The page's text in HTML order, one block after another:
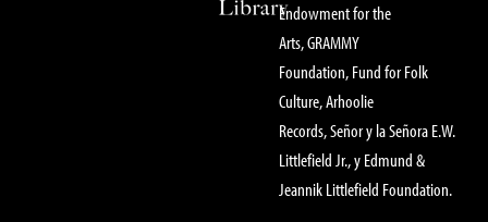
Endowment for the
Arts, GRAMMY
Foundation, Fund for Folk
Culture, Arhoolie
Records, Señor y la Señora E.W.
Littlefield Jr., y Edmund &
Jeannik Littlefield Foundation.